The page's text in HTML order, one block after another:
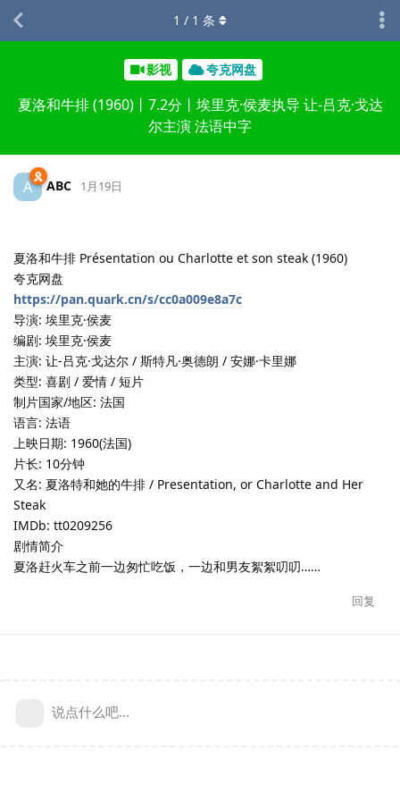
影视 夸克网盘
夏洛和牛排 (1960)丨7.2分丨埃里克·侯麦执导 让-吕克·戈达
尔主演 法语中字
1 / 1 条
A ABC 1月19日
夏洛和牛排 Présentation ou Charlotte et son steak (1960)
夸克网盘
https://pan.quark.cn/s/cc0a009e8a7c
导演: 埃里克·侯麦
编剧: 埃里克·侯麦
主演: 让-吕克·戈达尔 / 斯特凡·奥德朗 / 安娜·卡里娜
类型: 喜剧 / 爱情 / 短片
制片国家/地区: 法国
语言: 法语
上映日期: 1960(法国)
片长: 10分钟
又名: 夏洛特和她的牛排 / Presentation, or Charlotte and Her
Steak
IMDb: tt0209256
剧情简介
夏洛赶火车之前一边匆忙吃饭，一边和男友絮絮叨叨……
回复
说点什么吧...